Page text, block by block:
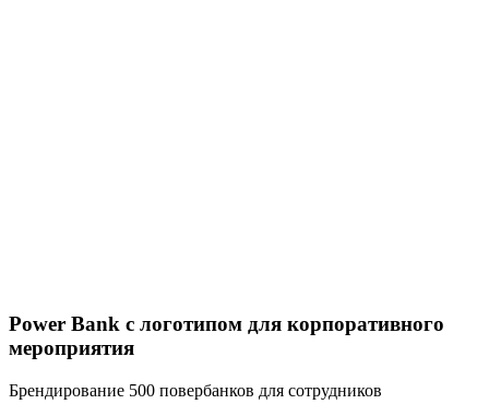
Power Bank с логотипом для корпоративного
мероприятия
Брендирование 500 повербанков для сотрудников